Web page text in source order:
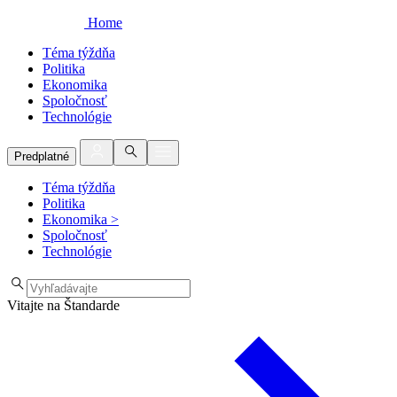
Home
Téma týždňa
Politika
Ekonomika
Spoločnosť
Technológie
Predplatné
Téma týždňa
Politika
Ekonomika >
Spoločnosť
Technológie
Vitajte na Štandarde